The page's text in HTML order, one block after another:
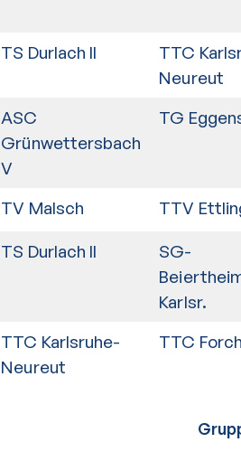
TS Durlach II
TTC
Neureut
ASC
Grünwettersbach
V
TG
TV Malsch TTV
TS Durlach II
SG-
Karlsr.
TTC Karlsruhe-
Neureut
TTC